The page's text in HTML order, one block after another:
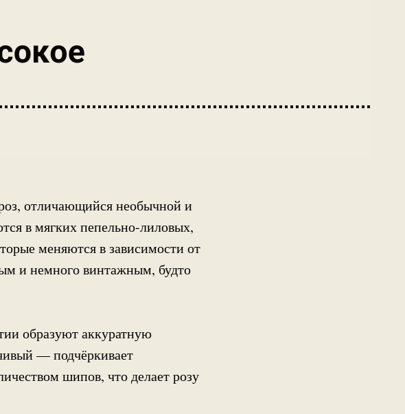
отличающийся необычной и
в мягких пепельно-лиловых,
меняются в зависимости от
и немного винтажным, будто
образуют аккуратную
— подчёркивает
шипов, что делает розу